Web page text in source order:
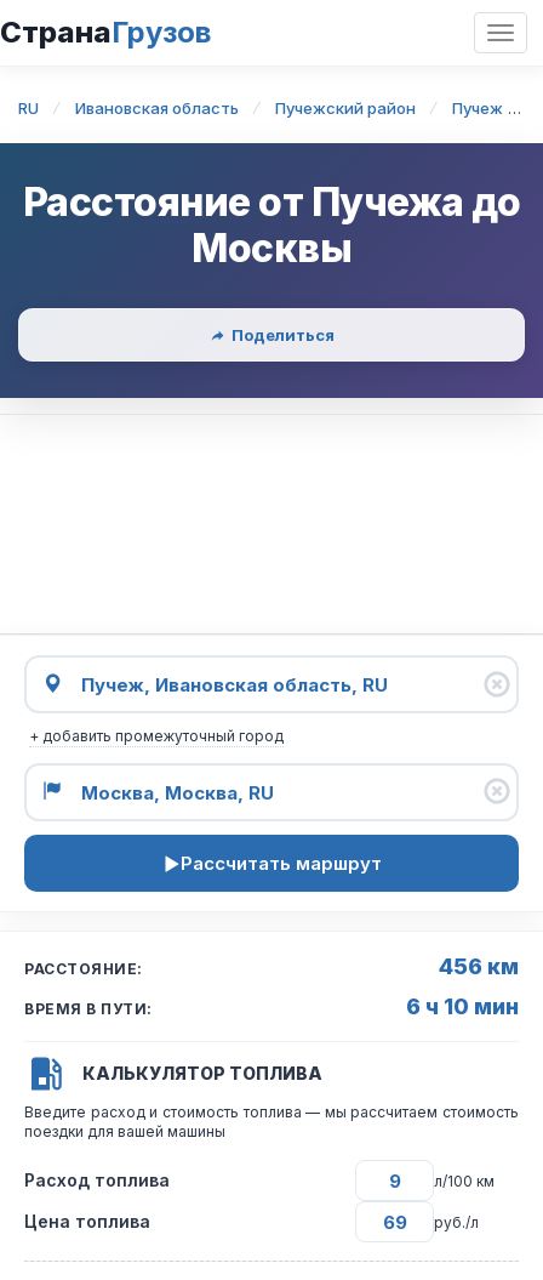
СтранаГрузов
RU Ивановская область Пучежский район Пучеж
Расстояние от Пучежа до
Москвы
Поделиться
+ добавить промежуточный город
Рассчитать маршрут
РАССТОЯНИЕ: 456 км
ВРЕМЯ В ПУТИ: 6 ч 10 мин
КАЛЬКУЛЯТОР ТОПЛИВА
Введите расход и стоимость топлива — мы рассчитаем стоимость
поездки для вашей машины
Расход топлива л/100 км
Цена топлива руб./л